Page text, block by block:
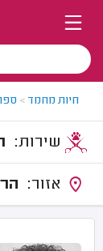
חיות מחמד >